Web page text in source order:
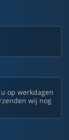
op werkdagen
wij nog